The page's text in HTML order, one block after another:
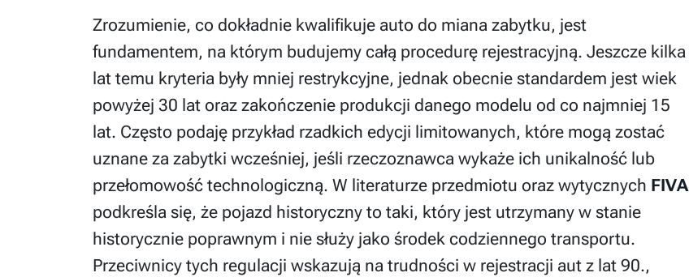
Zrozumienie, co dokładnie kwalifikuje auto do miana zabytku, jest
fundamentem, na którym budujemy całą procedurę rejestracyjną. Jeszcze kilka
lat temu kryteria były mniej restrykcyjne, jednak obecnie standardem jest wiek
powyżej 30 lat oraz zakończenie produkcji danego modelu od co najmniej 15
lat. Często podaję przykład rzadkich edycji limitowanych, które mogą zostać
uznane za zabytki wcześniej, jeśli rzeczoznawca wykaże ich unikalność lub
przełomowość technologiczną. W literaturze przedmiotu oraz wytycznych FIVA
podkreśla się, że pojazd historyczny to taki, który jest utrzymany w stanie
historycznie poprawnym i nie służy jako środek codziennego transportu.
Przeciwnicy tych regulacji wskazują na trudności w rejestracji aut z lat 90.,